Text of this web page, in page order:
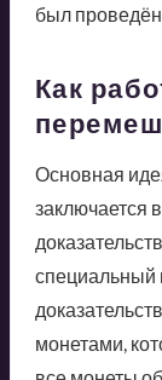
был проведён
Как
Основная
заключается
специальный
монетами,